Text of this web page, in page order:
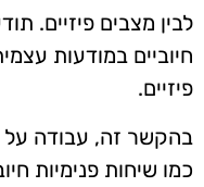
לבין מצבים פיזיים.
חיוביים במודעות
פיזיים.
בהקשר זה, עבודה על
כמו שיחות פנימיות